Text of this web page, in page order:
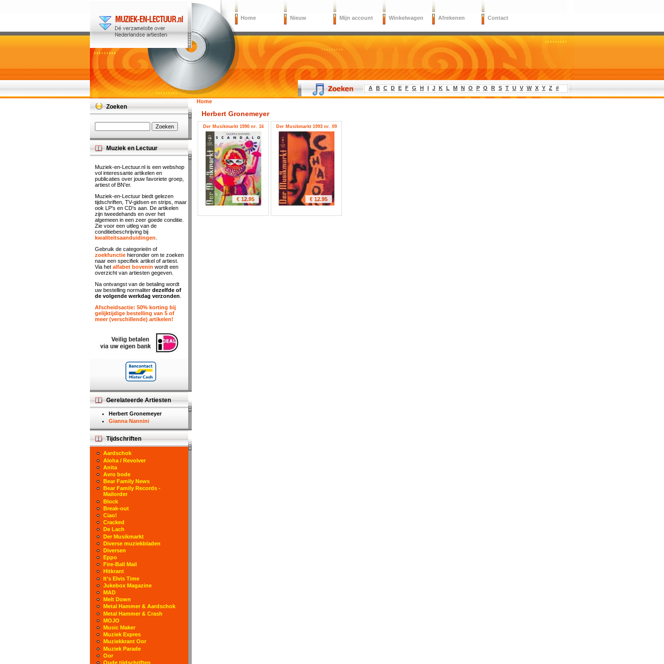
Home Nieuw Mijn account Winkelwagen Afrekenen Contact
A B C D E F G H I J K L M N O P Q R S T U V W X Y Z #
Home
Herbert Gronemeyer
Der Musikmarkt 1990 nr. 16
€ 12.95
Der Musikmarkt 1993 nr. 09
€ 12.95
Zoeken
Muziek en Lectuur
Muziek-en-Lectuur.nl is een webshop
vol interessante artikelen en
publicaties over jouw favoriete groep,
artiest of BN'er.
Muziek-en-Lectuur biedt gelezen
tijdschriften, TV-gidsen en strips, maar
ook LP's en CD's aan. De artikelen
zijn tweedehands en over het
algemeen in een zeer goede conditie.
Zie voor een uitleg van de
conditiebeschrijving bij
kwaliteitsaanduidingen
Gebruik de categorieën of
zoekfunctie hieronder om te zoeken
naar een specifiek artikel of artiest.
Via het alfabet bovenin wordt een
overzicht van artiesten gegeven.
Na ontvangst van de betaling wordt
uw bestelling normaliter dezelfde of
de volgende werkdag verzonden
Afscheidsactie: 50% korting bij
gelijktijdige bestelling van 5 of
meer (verschillende) artikelen!
Gerelateerde Artiesten
Herbert Gronemeyer
Gianna Nannini
Tijdschriften
Aardschok
Aloha / Revolver
Anita
Avro bode
Bear Family News
Bear Family Records -
Mailorder
Block
Break-out
Ciao!
Cracked
De Lach
Der Musikmarkt
Diverse muziekbladen
Diversen
Eppo
Fire-Ball Mail
Hitkrant
It's Elvis Time
Jukebox Magazine
MAD
Melt Down
Metal Hammer & Aardschok
Metal Hammer & Crash
MOJO
Music Maker
Muziek Expres
Muziekkrant Oor
Muziek Parade
Oor
Oude tijdschriften